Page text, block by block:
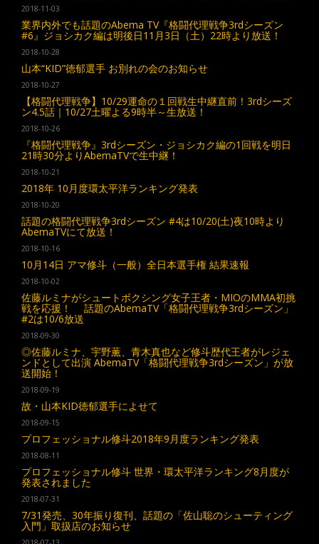
2018-11-03
業界内外でも話題のAbema TV『格闘代理戦争3rdシーズン
#6』ジョシカク編は明後日11月3日（土）22時より放送！
2018-10-28
山本“KID”徳郁選手 お別れの会のお知らせ
2018-10-27
【格闘代理戦争】10/29運命の１回戦生中継直前！3rdシーズ
ン4.5話｜10/27土曜よる9時半～生放送！
2018-10-26
『格闘代理戦争』3rdシーズン・ジョシカク編の1回戦を明日
21時30分よりAbemaTVで生中継！
2018-10-21
2018年 10月度環太平洋ランキング発表
2018-10-20
話題の格闘代理戦争3rdシーズン #4は10/20(土)夜10時より
AbemaTVにて放送！
2018-10-16
10月14日 アマ修斗（一般）全日本選手権 結果速報
2018-10-02
佐藤ルミナがシュートボクシング女子王者・MIOのMMA初挑
戦を応援！ 話題のAbemaTV「格闘代理戦争3rdシーズン」
#2は10/6放送
2018-09-30
◎佐藤ルミナ、宇野薫、青木真也など修斗歴代王者がレジェ
ンドとして出演 AbemaTV「格闘代理戦争3rdシーズン」が放
送開始！
2018-09-19
故・山本KID徳郁選手によせて
2018-09-15
プロフェッショナル修斗2018年9月度ランキング発表
2018-08-11
プロフェッショナル修斗 世界・環太平洋ランキング8月度が
発表されました
2018-07-31
7/31発売、30年振り復刊、話題の「佐山聡のシューティング
入門」取扱店のお知らせ